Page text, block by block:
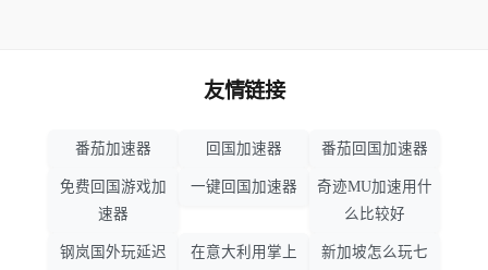
友情链接
番茄加速器 回国加速器 番茄回国加速器
免费回国游戏加
速器
一键回国加速器
奇迹MU加速用什
么比较好
钢岚国外玩延迟 在意大利用掌上 新加坡怎么玩七